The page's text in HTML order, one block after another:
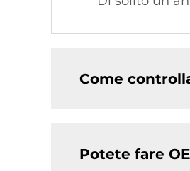
Come
Potete fare